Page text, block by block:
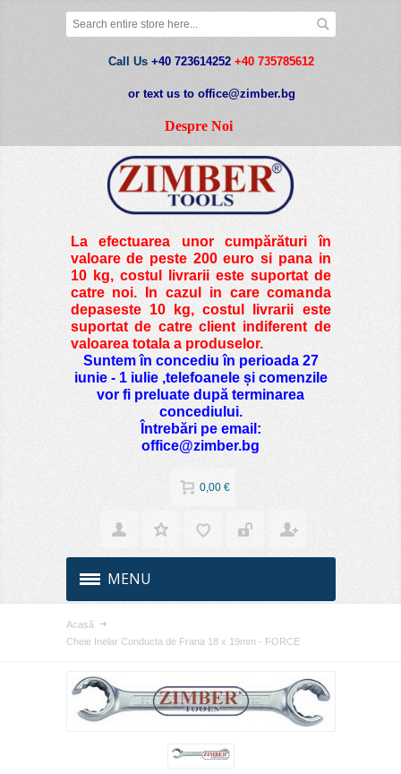
Call Us +40 723614252 +40 735785612
or text us to office@zimber.bg
Despre Noi
La efectuarea unor cumpărături în
valoare de peste200 euro si pana in
10 kg, costul livrarii este suportat de
catre noi. In cazul in care comanda
depaseste 10 kg, costul livrarii este
suportat de catre client indiferent de
valoarea totala a produselor.
Suntem în concediu în perioada 27
iunie - 1 iulie ,telefoanele și comenzile
vor fi preluate după terminarea
concediului.
Întrebări pe email:
office@zimber.bg
0,00 €
MENU
Acasă
Cheie Inelar Conducta de Frana 18 x 19mm - FORCE